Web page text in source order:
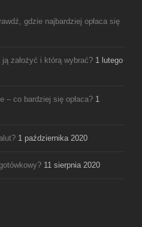
gdzie najbardziej opłaca się
założyć i którą wybrać? 1 lutego
– co bardziej się opłaca? 1
1 października 2020
11 sierpnia 2020